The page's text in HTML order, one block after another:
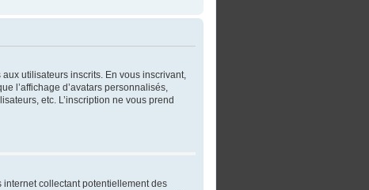
utilisateurs inscrits. En vous inscrivant,
l’affichage d’avatars personnalisés,
etc. L’inscription ne vous prend
internet collectant potentiellement des